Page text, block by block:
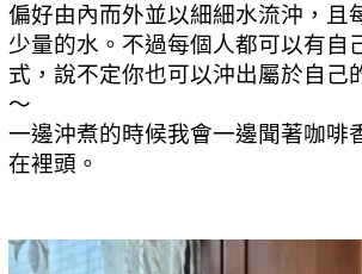
偏好由內而外並以細細水流沖，且
少量的水。不過每個人都可以有自
式，說不定你也可以沖出屬於自己
～
一邊沖煮的時候我會一邊聞著咖啡
在裡頭。